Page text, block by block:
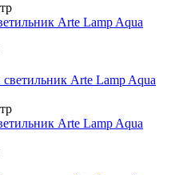
Arte Lamp Aqua
Arte Lamp Aqua